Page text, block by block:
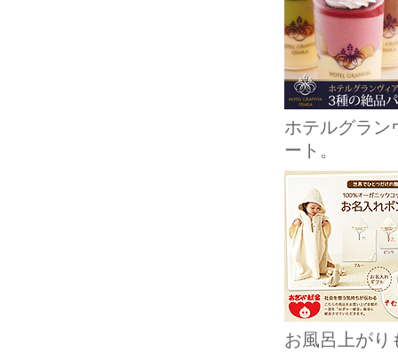
ホテルグラン
ート。
お風呂上がり